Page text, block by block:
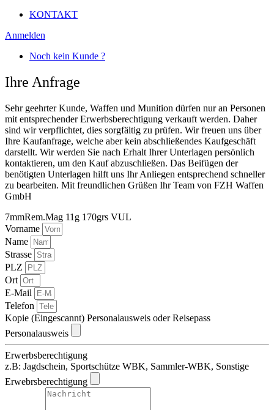
KONTAKT
Anmelden
Noch kein Kunde ?
Ihre Anfrage
Sehr geehrter Kunde, Waffen und Munition dürfen nur an Personen
mit entsprechender Erwerbsberechtigung verkauft werden. Daher
sind wir verpflichtet, dies sorgfältig zu prüfen. Wir freuen uns über
Ihre Kaufanfrage, welche aber kein abschließendes Kaufgeschäft
darstellt. Wir werden Sie nach Erhalt Ihrer Unterlagen persönlich
kontaktieren, um den Kauf abzuschließen. Das Beifügen der
benötigten Unterlagen hilft uns Ihr Anliegen entsprechend schneller
zu bearbeiten. Mit freundlichen Grüßen Ihr Team von FZH Waffen
GmbH
7mmRem.Mag 11g 170grs VUL
Vorname
Name
Strasse
PLZ
Ort
E-Mail
Telefon
Kopie (Eingescannt) Personalausweis oder Reisepass
Personalausweis
Erwerbsberechtigung
z.B: Jagdschein, Sportschütze WBK, Sammler-WBK, Sonstige
Erwebrsberechtigung